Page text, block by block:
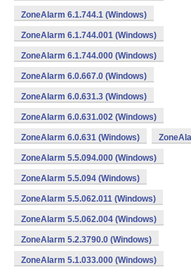
ZoneAlarm 6.1.744.1 (Windows)
ZoneAlarm 6.1.744.001 (Windows)
ZoneAlarm 6.1.744.000 (Windows)
ZoneAlarm 6.0.667.0 (Windows)
ZoneAlarm 6.0.631.3 (Windows)
ZoneAlarm 6.0.631.002 (Windows)
ZoneAlarm 6.0.631 (Windows)
ZoneAlarm 5.5.094.000 (Windows)
ZoneAlarm 5.5.094 (Windows)
ZoneAlarm 5.5.062.011 (Windows)
ZoneAlarm 5.5.062.004 (Windows)
ZoneAlarm 5.2.3790.0 (Windows)
ZoneAlarm 5.1.033.000 (Windows)